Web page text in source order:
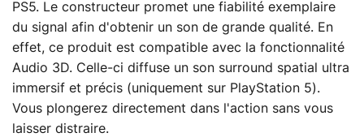
PS5. Le constructeur promet une fiabilité exemplaire
du signal afin d'obtenir un son de grande qualité. En
effet, ce produit est compatible avec la fonctionnalité
Audio 3D. Celle-ci diffuse un son surround spatial ultra
immersif et précis (uniquement sur PlayStation 5).
Vous plongerez directement dans l'action sans vous
laisser distraire.